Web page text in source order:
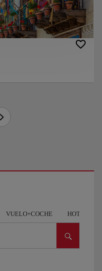
VUELO+COCHE HOTEL